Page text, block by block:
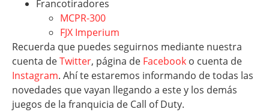
Francotiradores
MCPR-300
FJX Imperium
Recuerda que puedes seguirnos mediante nuestra
cuenta deTwitter, página de Facebook o cuenta de
Instagram. Ahí te estaremos informando de todas las
novedades que vayan llegando a este y los demás
juegos de la franquicia de Call of Duty.